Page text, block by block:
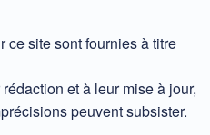
ce site sont fournies à titre
et à leur mise à jour,
peuvent subsister.